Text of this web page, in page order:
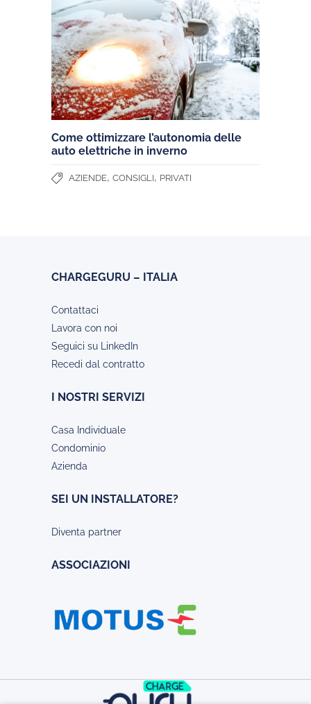
Come ottimizzare l’autonomia delle
auto elettriche in inverno
AZIENDE, CONSIGLI, PRIVATI
CHARGEGURU – ITALIA
Contattaci
Lavora con noi
Seguici su LinkedIn
Recedi dal contratto
I NOSTRI SERVIZI
Casa Individuale
Condominio
Azienda
SEI UN INSTALLATORE?
Diventa partner
ASSOCIAZIONI